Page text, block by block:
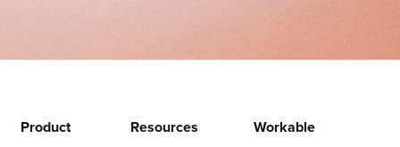
Product Resources Workable